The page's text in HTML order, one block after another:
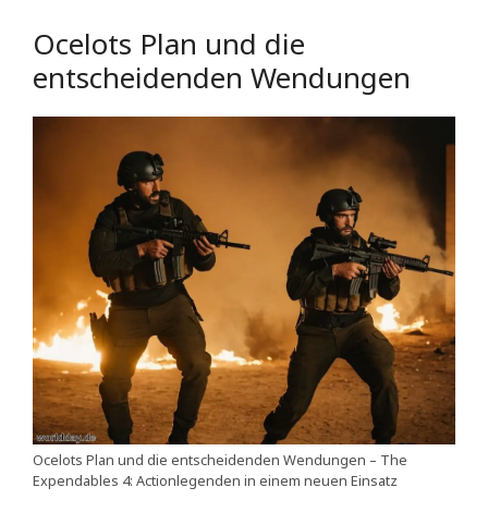
Ocelots Plan und die
entscheidenden Wendungen
Ocelots Plan und die entscheidenden Wendungen – The
Expendables 4: Actionlegenden in einem neuen Einsatz